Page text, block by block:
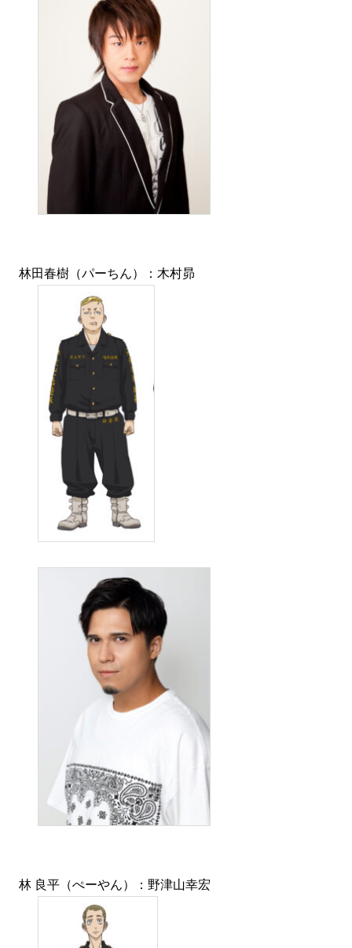
林田春樹（パーちん）：木村昴
林 良平（ぺーやん）：野津山幸宏